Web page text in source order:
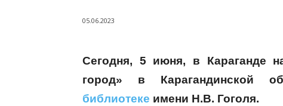
05.06.2023
Сегодня, 5 июня, в Караганде
город» в Карагандинской
библиотеке имени Н.В. Гоголя.